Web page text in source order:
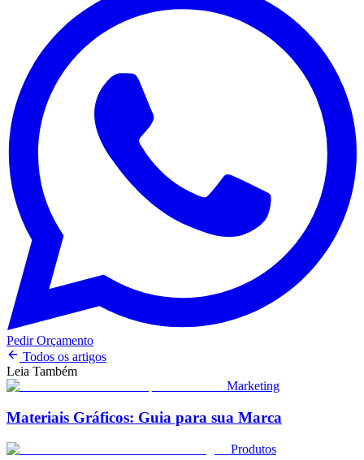
Pedir Orçamento
Todos os artigos
Leia Também
Marketing
Materiais Gráficos: Guia para sua Marca
Produtos